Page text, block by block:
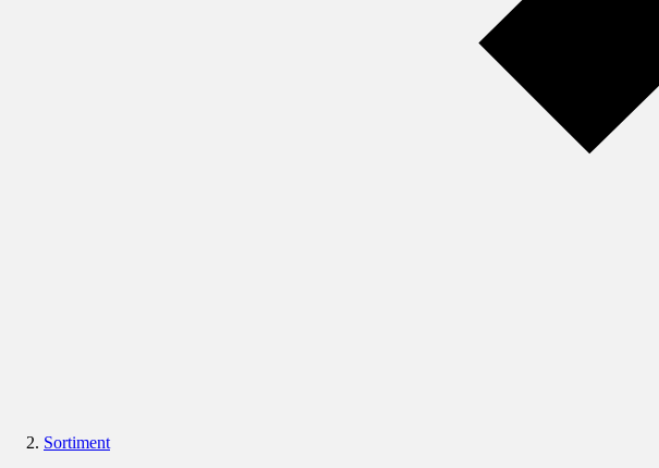
Sortiment